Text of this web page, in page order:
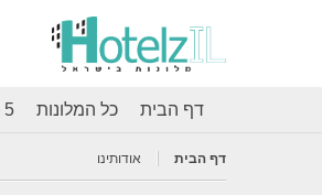
דף הבית כל המלונות 5 כוכבים
דף הבית אודותינו